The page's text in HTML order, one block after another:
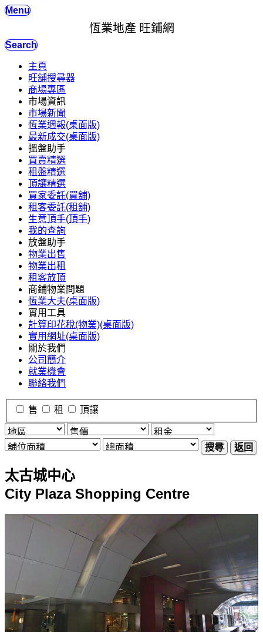
Menu
恆業地產 旺鋪網
Search
主頁
旺舖搜尋器
商場專區
市場資訊
市場新聞
恆業週報(桌面版)
最新成交(桌面版)
搵盤助手
買賣精選
租盤精選
頂讓精選
買家委託(買舖)
租客委託(租舖)
生意頂手(頂手)
我的查詢
放盤助手
物業出售
物業出租
租客放頂
商鋪物業問題
恆業大夫(桌面版)
實用工具
計算印花稅(物業)(桌面版)
實用網址(桌面版)
關於我們
公司簡介
就業機會
聯絡我們
售 租 頂讓
搜尋 返回
太古城中心
City Plaza Shopping Centre